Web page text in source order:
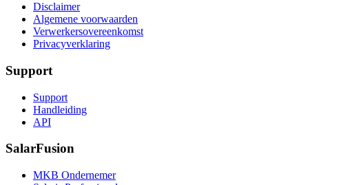
Disclaimer
Algemene voorwaarden
Verwerkersovereenkomst
Privacyverklaring
Support
Support
Handleiding
API
SalarFusion
MKB Ondernemer